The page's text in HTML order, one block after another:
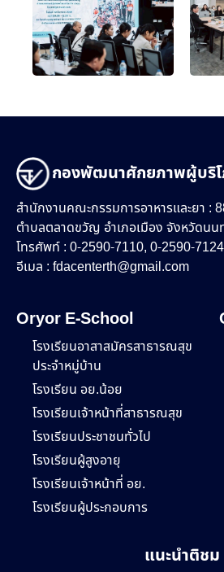
กองพัฒนาศักยภาพผู้บริ
สำนักงานคณะกรรมการอาหารและยา :
ตำบลตลาดขวัญ อำเภอเมือง จังหวัดน
โทรศัพท์ : 0-2590-7110, 0-2590-7124
อีเมล : fdacenterth@gmail.com
Oryor E-School
โรงเรียนอาสาสมัครสาธารณสุข
ประจำหมู่บ้าน
โรงเรียน อย.น้อย
โรงเรียนเจ้าหน้าที่สาธารณสุข
โรงเรียนประชาชนทั่วไป
โรงเรียนผู้สูงอายุ
โรงเรียนเจ้าหน้าที่ อย.
โรงเรียนผู้ประกอบการ
แนะนำติชม